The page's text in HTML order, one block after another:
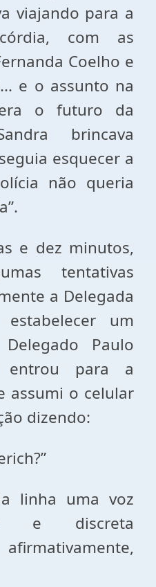
viajando para a
com as
Coelho e
e o assunto na
o futuro da
brincava
esquecer a
não queria
e dez minutos,
tentativas
a Delegada
estabelecer um
Paulo
para a
assumi o celular
dizendo:
linha uma voz
e discreta